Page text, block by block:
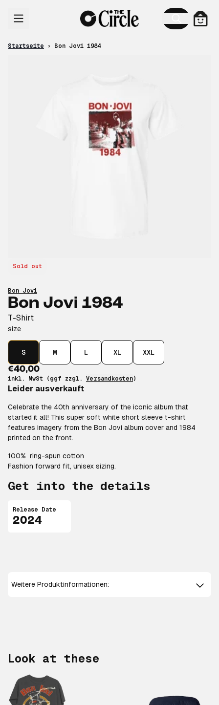
Startseite › Bon Jovi 1984
Bon Jovi
Bon Jovi 1984
T-Shirt
size
S M L XL XXL
€40,00
inkl. MwSt (ggf zzgl. Versandkosten)
Leider ausverkauft
Celebrate the 40th anniversary of the iconic album that
started it all! This super soft white short sleeve t-shirt
features imagery from the Bon Jovi album cover and 1984
printed on the front.
100% ring-spun cotton
Fashion forward fit, unisex sizing.
Get into the details
Release Date
2024
Sold out
Weitere Produktinformationen:
Look at these